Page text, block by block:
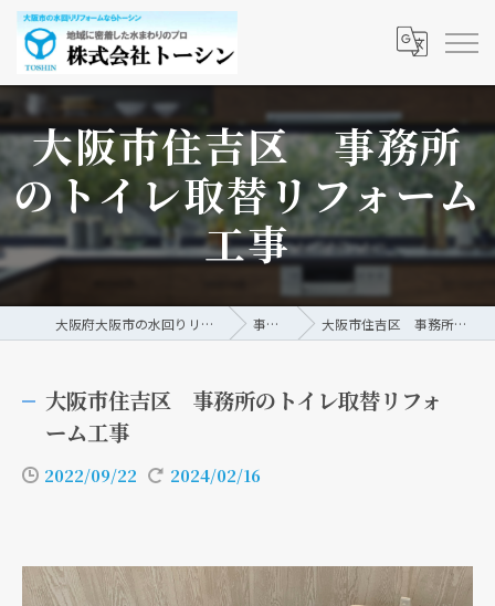
大阪市住吉区 事務所
のトイレ取替リフォーム
工事
大阪府大阪市の水回りリフォームなら株式会社トーシン 事例/ブログ 大阪市住吉区 事務所のトイレ取替リフォーム工事
大阪市住吉区 事務所のトイレ取替リフォ
ーム工事
2022/09/22 2024/02/16